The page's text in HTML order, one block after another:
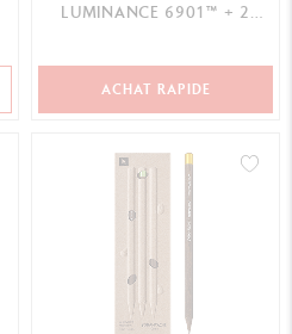
LUMINANCE 6901™ + 2
ACHAT RAPIDE